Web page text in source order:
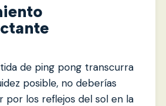
de ping pong transcurra
posible, no deberías
por los reflejos del sol en la